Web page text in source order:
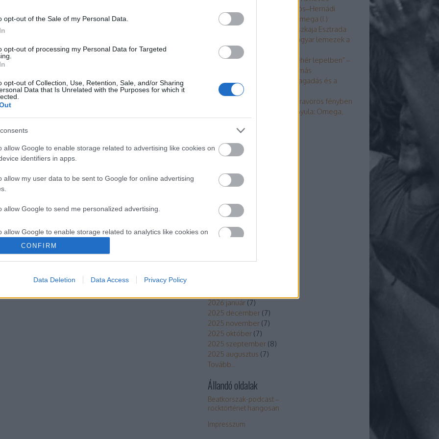
opt-out of the Sale of my Personal Data.
opt-out of processing my Personal Data for Targeted
opt-out of Collection, Use, Retention, Sale, and/or Sharing
Data that Is Unrelated with the Purposes for which it
allow Google to enable storage related to advertising like cookies on
identifiers in apps.
allow my user data to be sent to Google for online advertising
allow Google to send me personalized advertising.
allow Google to enable storage related to analytics like cookies on
identifiers in apps.
allow Google to enable storage related to functionality of the website
functionality and fraud prevention, and other user protection.
CONFIRM
Data Deletion Data Access Privacy Policy
Erdős Pétert
nagyon erős. Ha „a” magyar punkzenekarra
szegedi banda ugrik be, ami azért egyszerre különös
1982-es és 1983-as évben összesen tízegynehány
TOVÁBB
komment
együttesről” – Jancsó Miklós–Hernádi
Gyula: Omega, Omega, Omega (I.)
LGT-kalózkorong, Vengerszkaja Esztrada
és berlini élő Omega – Magyar lemezek a
popgyarmatokon
„Itt leszek, ha zene szól, fehér lepelben” –
10 éve halt meg Somló Tamás
Kisfaludy András: A tiszta tagadás és a
teljes feladás-odaadás
Fehér párnákon lányok, infravörös fényben
– Jancsó Miklós–Hernádi Gyula: Omega,
Feedek
RSS 2.0
Atom
bejegyzések
Archívum
2026 május(5)
2026 január (7)
2025 december (7)
2025 november (7)
2025 október (7)
2025 szeptember (8)
2025 augusztus (7)
Tovább...
Állandó oldalak
Beatkorszak-podcast –
rocktörténet hangosan
Impresszum